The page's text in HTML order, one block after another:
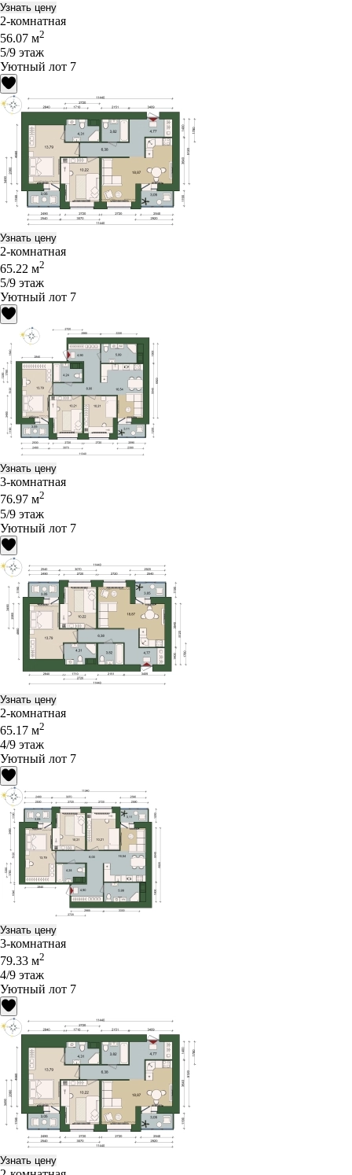
Узнать цену
2-комнатная
56.07 м2
5/9 этаж
Уютный лот 7
Узнать цену
2-комнатная
65.22 м2
5/9 этаж
Уютный лот 7
Узнать цену
3-комнатная
76.97 м2
5/9 этаж
Уютный лот 7
Узнать цену
2-комнатная
65.17 м2
4/9 этаж
Уютный лот 7
Узнать цену
3-комнатная
79.33 м2
4/9 этаж
Уютный лот 7
Узнать цену